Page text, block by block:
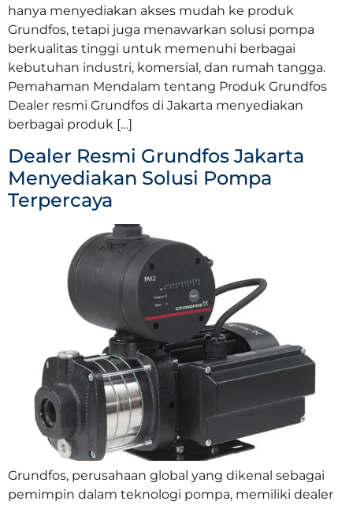
hanya menyediakan akses mudah ke produk
Grundfos, tetapi juga menawarkan solusi pompa
berkualitas tinggi untuk memenuhi berbagai
kebutuhan industri, komersial, dan rumah tangga.
Pemahaman Mendalam tentang Produk Grundfos
Dealer resmi Grundfos di Jakarta menyediakan
berbagai produk […]
Dealer Resmi Grundfos Jakarta
Menyediakan Solusi Pompa
Terpercaya
Grundfos, perusahaan global yang dikenal sebagai
pemimpin dalam teknologi pompa, memiliki dealer